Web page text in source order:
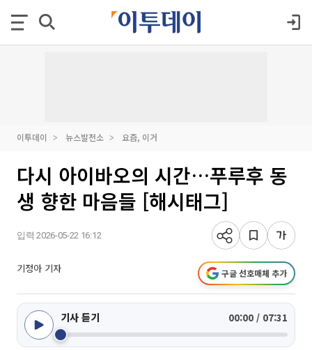
이투데이 뉴스발전소 요즘, 이거
다시 아이바오의 시간…푸루후 동
생 향한 마음들 [해시태그]
입력 2026-05-22 16:12
기정아 기자 구글 선호매체 추가
기사 듣기 00:00 / 07:31